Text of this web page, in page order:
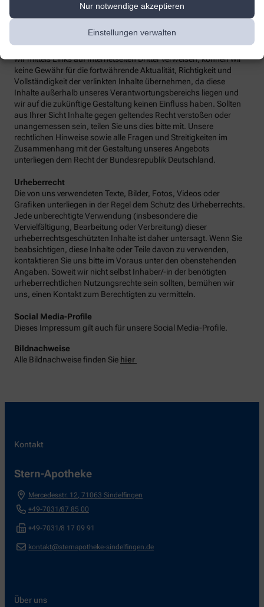
Nur notwendige akzeptieren
Einstellungen verwalten
Wir sind für unsere Inhalte verantwortlich. Alle Inhalte werden mit
der gebotenen Sorgfalt und nach bestem Wissen erstellt. Soweit
wir mittels Links auf Internetseiten Dritter verweisen, können wir
keine Gewähr für die fortwährende Aktualität, Richtigkeit und
Vollständigkeit der verlinkten Inhalte übernehmen, da diese
Inhalte außerhalb unseres Verantwortungsbereichs liegen und
wir auf die zukünftige Gestaltung keinen Einfluss haben. Sollten
aus Ihrer Sicht Inhalte gegen geltendes Recht verstoßen oder
unangemessen sein, teilen Sie uns dies bitte mit. Unsere
rechtlichen Hinweise sowie alle Fragen und Streitigkeiten im
Zusammenhang mit der Gestaltung unseres Angebots
unterliegen dem Recht der Bundesrepublik Deutschland.
Urheberrecht
Die von uns verwendeten Texte, Bilder, Fotos, Videos oder
Grafiken unterliegen in der Regel dem Schutz des Urheberrechts.
Jede unberechtigte Verwendung (insbesondere die
Vervielfältigung, Bearbeitung oder Verbreitung) dieser
urheberrechtsgeschützten Inhalte ist daher untersagt. Wenn Sie
beabsichtigen, diese Inhalte oder Teile davon zu verwenden,
kontaktieren Sie uns bitte im Voraus unter den obenstehenden
Angaben. Soweit wir nicht selbst Inhaber/-in der benötigten
urheberrechtlichen Nutzungsrechte sein sollten, bemühen wir
uns, einen Kontakt zum Berechtigten zu vermitteln.
Social Media-Profile
Dieses Impressum gilt auch für unsere Social Media-Profile.
Bildnachweise
Alle Bildnachweise finden Sie hier
Kontakt
Stern-Apotheke
Mercedesstr. 12 71063 Sindelfingen
+49-7031/87 85 00
+49-7031/8 17 09 91
kontakt@sternapotheke-sindelfingen.de
Über uns